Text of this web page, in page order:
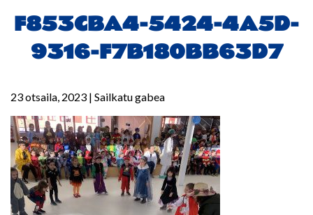
F853CBA4-5424-4A5D-
9316-F7B180BB63D7
23 otsaila, 2023 | Sailkatu gabea